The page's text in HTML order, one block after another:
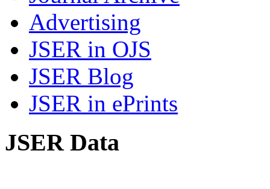
Advertising
JSER in OJS
JSER Blog
JSER in ePrints
JSER Data